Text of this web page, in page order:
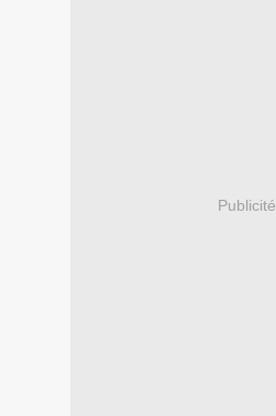
Publicité